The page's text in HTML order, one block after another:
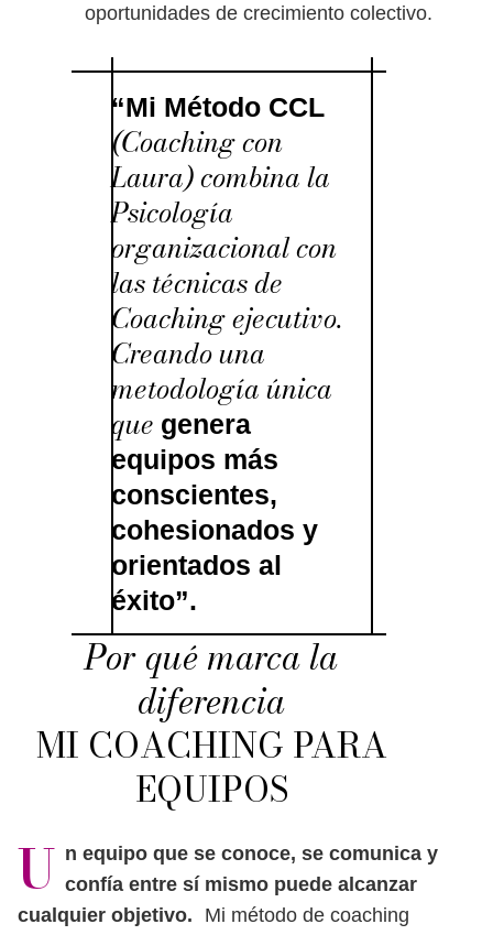
oportunidades de crecimiento colectivo.
“Mi Método CCL
(Coaching con
Laura) combina la
Psicología
organizacional con
las técnicas de
Coaching ejecutivo.
Creando una
metodología única
que genera
equipos más
conscientes,
cohesionados y
orientados al
éxito”.
Por qué marca la
diferencia
MI COACHING PARA
EQUIPOS
U n equipo que se conoce, se comunica y
confía entre sí mismo puede alcanzar
cualquier objetivo. Mi método de coaching